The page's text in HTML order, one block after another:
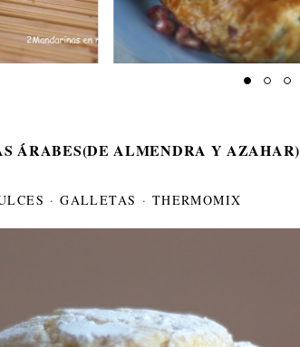
ÁRABES(DE ALMENDRA Y AZAHAR)
·GALLETAS · THERMOMIX